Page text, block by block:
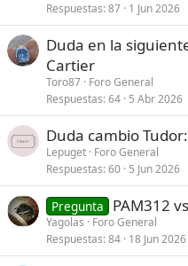
Respuestas 87 1 Jun 2026
Duda en la
Cartier
Toro87 Foro General
Respuestas 64 5 Abr 2026
Duda cambio
Lepuget Foro General
Respuestas 60 5 Jun 2026
Pregunta PAM312
Yagolas
Foro General
Respuestas 84 18 Jun 2026